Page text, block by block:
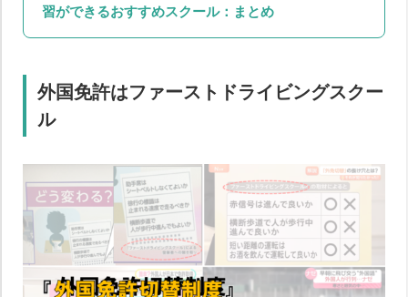
習ができるおすすめスクール：まとめ
外国免許はファーストドライビングスクー
ル